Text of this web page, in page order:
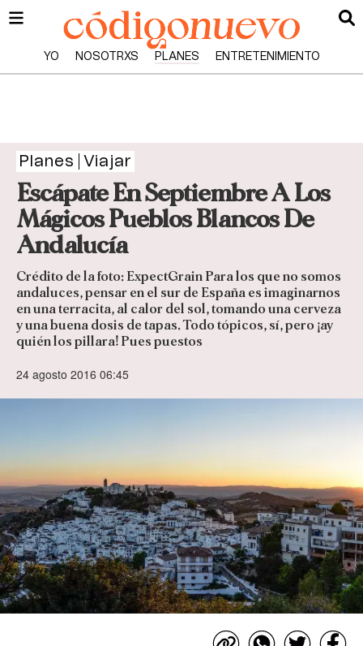
YO NOSOTRXS PLANES ENTRETENIMIENTO
Planes Viajar
Escápate En Septiembre A Los
Mágicos Pueblos Blancos De
Andalucía
Crédito de la foto: ExpectGrain Para los que no somos
andaluces, pensar en el sur de España es imaginarnos
en una terracita, al calor del sol, tomando una cerveza
y una buena dosis de tapas. Todo tópicos, sí, pero ¡ay
quién los pillara! Pues puestos
24 agosto 2016 06:45